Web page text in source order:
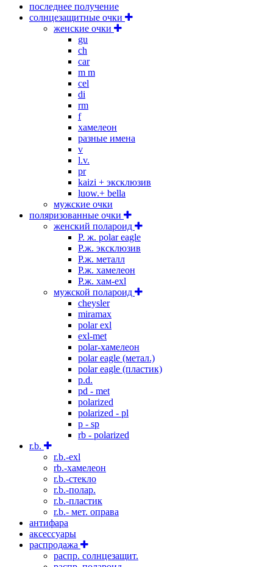
последнее получение
солнцезащитные очки
женские очки
gu
ch
car
m m
cel
di
rm
f
хамелеон
разные имена
v
l.v.
pr
kaizi + эксклюзив
luow.+ bella
мужские очки
поляризованные очки
женский полароид
P. ж. polar eagle
P.ж. эксклюзив
Р.ж. металл
P.ж. хамелеон
Р.ж. хам-exl
мужской полароид
cheysler
miramax
polar exl
exl-met
polar-хамелеон
polar eagle (метал.)
polar eagle (пластик)
p.d.
pd - met
polarized
polarized - pl
p - sp
rb - polarized
r.b.
r.b.-exl
rb.-хамелеон
r.b.-стекло
r.b.-полар.
r.b.-пластик
r.b.- мет. оправа
антифара
аксессуары
распродажа
распр. солнцезащит.